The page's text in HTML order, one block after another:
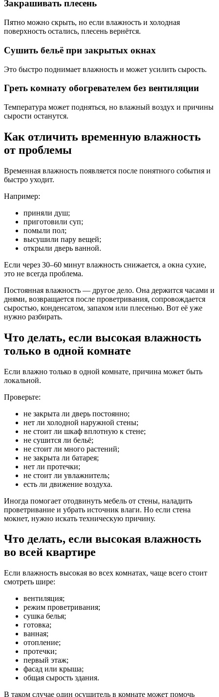
Закрашивать плесень
Пятно можно скрыть, но если влажность и холодная
поверхность остались, плесень вернётся.
Сушить бельё при закрытых окнах
Это быстро поднимает влажность и может усилить сырость.
Греть комнату обогревателем без вентиляции
Температура может подняться, но влажный воздух и причины
сырости останутся.
Как отличить временную влажность
от проблемы
Временная влажность появляется после понятного события и
быстро уходит.
Например:
приняли душ;
приготовили суп;
помыли пол;
высушили пару вещей;
открыли дверь ванной.
Если через 30–60 минут влажность снижается, а окна сухие,
это не всегда проблема.
Постоянная влажность — другое дело. Она держится часами и
днями, возвращается после проветривания, сопровождается
сыростью, конденсатом, запахом или плесенью. Вот её уже
нужно разбирать.
Что делать, если высокая влажность
только в одной комнате
Если влажно только в одной комнате, причина может быть
локальной.
Проверьте:
не закрыта ли дверь постоянно;
нет ли холодной наружной стены;
не стоит ли шкаф вплотную к стене;
не сушится ли бельё;
не стоит ли много растений;
не закрыта ли батарея;
нет ли протечки;
не стоит ли увлажнитель;
есть ли движение воздуха.
Иногда помогает отодвинуть мебель от стены, наладить
проветривание и убрать источник влаги. Но если стена
мокнет, нужно искать техническую причину.
Что делать, если высокая влажность
во всей квартире
Если влажность высокая во всех комнатах, чаще всего стоит
смотреть шире:
вентиляция;
режим проветривания;
сушка белья;
готовка;
ванная;
отопление;
протечки;
первый этаж;
фасад или крыша;
общая сырость здания.
В таком случае один осушитель в комнате может помочь